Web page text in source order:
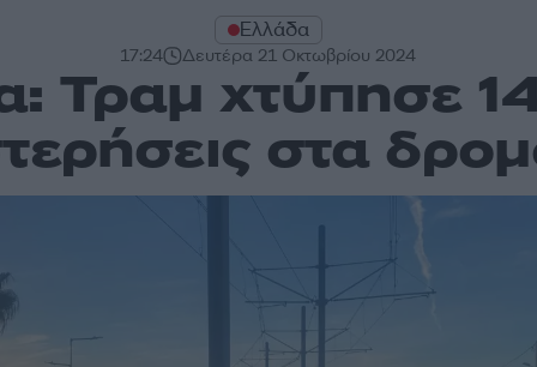
Ελλάδα
17:24 Δευτέρα 21 Οκτωβρίου 2024
Τραμ χτύπησε
στα